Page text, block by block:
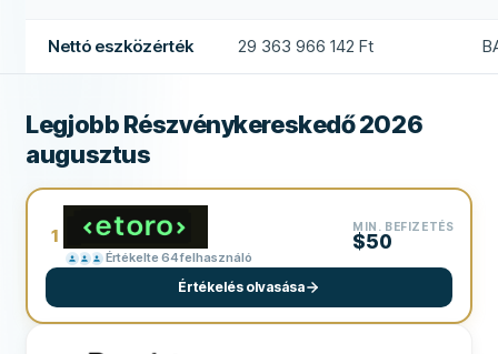
Nettó eszközérték 29 363 966 142 Ft
Legjobb Részvénykereskedő 2026
augusztus
1
Értékelte 64 felhasználó
MIN. BEFIZETÉS
$50
Értékelés olvasása